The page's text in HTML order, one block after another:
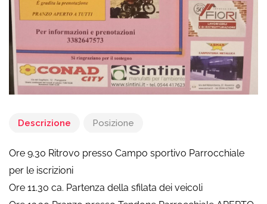
Descrizione Posizione
Ore 9.30 Ritrovo presso Campo sportivo Parrocchiale
per le iscrizioni
Ore 11.30 ca. Partenza della sfilata dei veicoli